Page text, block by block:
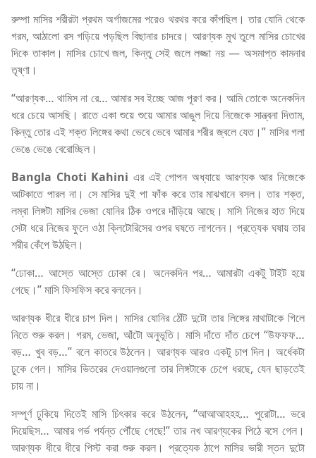
রুম্পা মাসির শরীরটা প্রথম অর্গাজমের পরেও থরথর করে কাঁপছিল। তার যোনি থেকে
গরম, আঠালো রস গড়িয়ে পড়ছিল বিছানার চাদরে। আরণ্যক মুখ তুলে মাসির চোখের
দিকে তাকাল। মাসির চোখে জল, কিন্তু সেই জলে লজ্জা নয় — অসমাপ্ত কামনার
তৃষ্ণা।
“আরণ্যক… থামিস না রে… আমার সব ইচ্ছে আজ পূরণ কর। আমি তোকে অনেকদিন
ধরে চেয়ে আসছি। রাতে একা শুয়ে শুয়ে আমার আঙুল দিয়ে নিজেকে সান্ত্বনা দিতাম,
কিন্তু তোর এই শক্ত লিঙ্গের কথা ভেবে ভেবে আমার শরীর জ্বলে যেত।” মাসির গলা
ভেঙে ভেঙে বেরোচ্ছিল।
Bangla Choti Kahini এর এই গোপন অধ্যায়ে আরণ্যক আর নিজেকে
আটকাতে পারল না। সে মাসির দুই পা ফাঁক করে তার মাঝখানে বসল। তার শক্ত,
লম্বা লিঙ্গটা মাসির ভেজা যোনির ঠিক ওপরে দাঁড়িয়ে আছে। মাসি নিজের হাত দিয়ে
সেটা ধরে নিজের ফুলে ওঠা ক্লিটোরিসের ওপর ঘষতে লাগলেন। প্রত্যেক ঘষায় তার
শরীর কেঁপে উঠছিল।
“ঢোকা… আস্তে আস্তে ঢোকা রে। অনেকদিন পর… আমারটা একটু টাইট হয়ে
গেছে।” মাসি ফিসফিস করে বললেন।
আরণ্যক ধীরে ধীরে চাপ দিল। মাসির যোনির ঠোঁট দুটো তার লিঙ্গের মাথাটাকে গিলে
নিতে শুরু করল। গরম, ভেজা, আঁটো অনুভূতি। মাসি দাঁতে দাঁত চেপে “উফফফ…
বড়… খুব বড়…” বলে কাতরে উঠলেন। আরণ্যক আরও একটু চাপ দিল। অর্ধেকটা
ঢুকে গেল। মাসির ভিতরের দেওয়ালগুলো তার লিঙ্গটাকে চেপে ধরছে, যেন ছাড়তেই
চায় না।
সম্পূর্ণ ঢুকিয়ে দিতেই মাসি চিৎকার করে উঠলেন, “আআআহহহ… পুরোটা… ভরে
দিয়েছিস… আমার গর্ভ পর্যন্ত পৌঁছে গেছে!” তার নখ আরণ্যকের পিঠে বসে গেল।
আরণ্যক ধীরে ধীরে পিস্ট করা শুরু করল। প্রত্যেক ঠাপে মাসির ভারী স্তন দুটো